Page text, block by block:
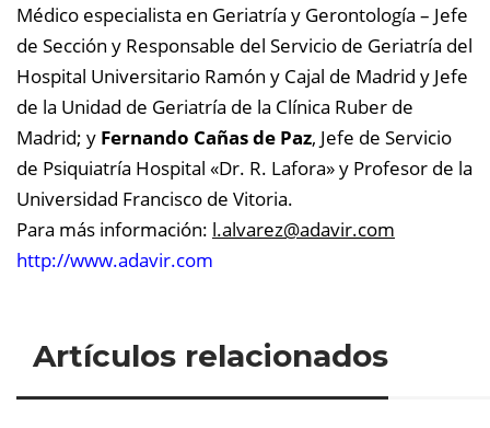
Médico especialista en Geriatría y Gerontología – Jefe
de Sección y Responsable del Servicio de Geriatría del
Hospital Universitario Ramón y Cajal de Madrid y Jefe
de la Unidad de Geriatría de la Clínica Ruber de
Madrid; y Fernando Cañas de Paz, Jefe de Servicio
de Psiquiatría Hospital «Dr. R. Lafora» y Profesor de la
Universidad Francisco de Vitoria.
Para más información: l.alvarez@adavir.com
http://www.adavir.com
Artículos relacionados